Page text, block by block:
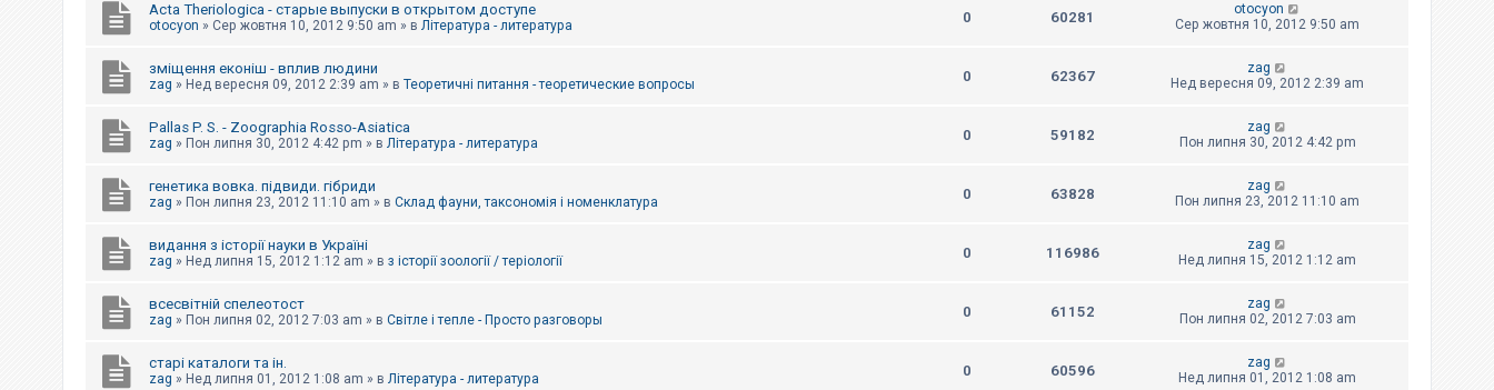
Acta Theriologica - старые выпуски в открытом доступе
otocyon » Сер жовтня 10, 2012 9:50 am » в Література - литература 0 60281
otocyon
Сер жовтня 10, 2012 9:50 am
зміщення еконіш - вплив людини
zag » Нед вересня 09, 2012 2:39 am » в Теоретичні питання - теоретические вопросы 0 62367
zag
Нед вересня 09, 2012 2:39 am
Pallas P. S. - Zoographia Rosso-Asiatica
zag » Пон липня 30, 2012 4:42 pm » в Література - литература 0 59182
zag
Пон липня 30, 2012 4:42 pm
генетика вовка. підвиди. гібриди
zag » Пон липня 23, 2012 11:10 am » в Склад фауни, таксономія і номенклатура 0 63828
zag
Пон липня 23, 2012 11:10 am
видання з історії науки в Україні
zag » Нед липня 15, 2012 1:12 am » в з історії зоології / теріології 0 116986
zag
Нед липня 15, 2012 1:12 am
всесвітній спелеотост
zag » Пон липня 02, 2012 7:03 am » в Світле і тепле - Просто разговоры 0 61152
zag
Пон липня 02, 2012 7:03 am
старі каталоги та ін.
zag » Нед липня 01, 2012 1:08 am » в Література - литература 0 60596
zag
Нед липня 01, 2012 1:08 am